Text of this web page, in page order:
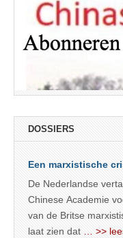
DOSSIERS
Een marxistische
De Nederlandse
Chinese Academie
van de Britse
laat zien dat … >>